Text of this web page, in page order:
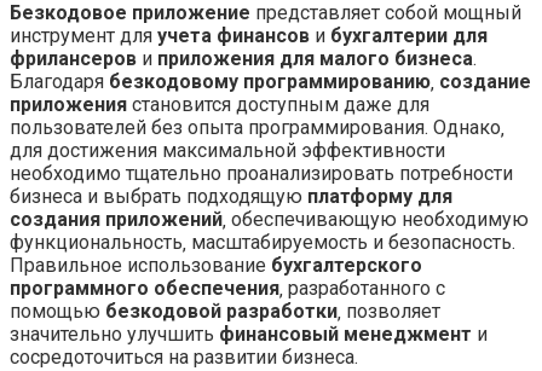
Безкодовое приложение представляет собой мощный
инструмент для учета финансов и бухгалтерии для
фрилансеров и приложения для малого бизнеса.
Благодаря безкодовому программированию‚ создание
приложения становится доступным даже для
пользователей без опыта программирования. Однако‚
для достижения максимальной эффективности
необходимо тщательно проанализировать потребности
бизнеса и выбрать подходящую платформу для
создания приложений‚ обеспечивающую необходимую
функциональность‚ масштабируемость и безопасность.
Правильное использование бухгалтерского
программного обеспечения‚ разработанного с
помощью безкодовой разработки‚ позволяет
значительно улучшить финансовый менеджмент и
сосредоточиться на развитии бизнеса.